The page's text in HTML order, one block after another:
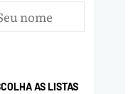
AS LISTAS